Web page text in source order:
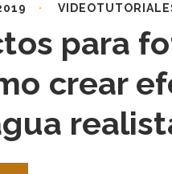
para
crear